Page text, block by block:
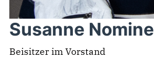
Susanne Nomine
Beisitzer im Vorstand